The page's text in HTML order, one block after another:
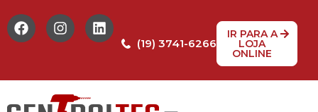
(19) 3741-6266
IR PARA A
LOJA
ONLINE